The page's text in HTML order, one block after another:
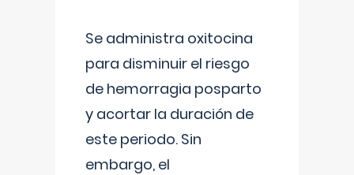
Se administra oxitocina
para disminuir el riesgo
de hemorragia posparto
y acortar la duración de
este periodo. Sin
embargo, el